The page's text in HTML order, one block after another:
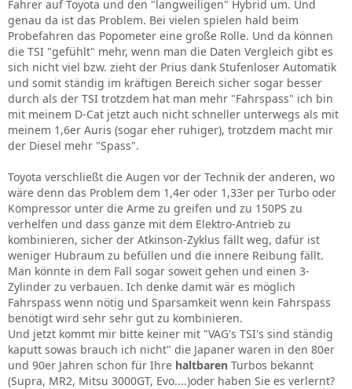
Fahrer auf Toyota und den "langweiligen" Hybrid um. Und
genau da ist das Problem. Bei vielen spielen hald beim
Probefahren das Popometer eine große Rolle. Und da können
die TSI "gefühlt" mehr, wenn man die Daten Vergleich gibt es
sich nicht viel bzw. zieht der Prius dank Stufenloser Automatik
und somit ständig im kräftigen Bereich sicher sogar besser
durch als der TSI trotzdem hat man mehr "Fahrspass" ich bin
mit meinem D-Cat jetzt auch nicht schneller unterwegs als mit
meinem 1,6er Auris (sogar eher ruhiger), trotzdem macht mir
der Diesel mehr "Spass".
Toyota verschließt die Augen vor der Technik der anderen, wo
wäre denn das Problem dem 1,4er oder 1,33er per Turbo oder
Kompressor unter die Arme zu greifen und zu 150PS zu
verhelfen und dass ganze mit dem Elektro-Antrieb zu
kombinieren, sicher der Atkinson-Zyklus fällt weg, dafür ist
weniger Hubraum zu befüllen und die innere Reibung fällt.
Man könnte in dem Fall sogar soweit gehen und einen 3-
Zylinder zu verbauen. Ich denke damit wär es möglich
Fahrspass wenn nötig und Sparsamkeit wenn kein Fahrspass
benötigt wird sehr sehr gut zu kombinieren.
Und jetzt kommt mir bitte keiner mit "VAG's TSI's sind ständig
kaputt sowas brauch ich nicht" die Japaner waren in den 80er
und 90er Jahren schon für Ihre haltbaren Turbos bekannt
(Supra, MR2, Mitsu 3000GT, Evo....)oder haben Sie es verlernt?